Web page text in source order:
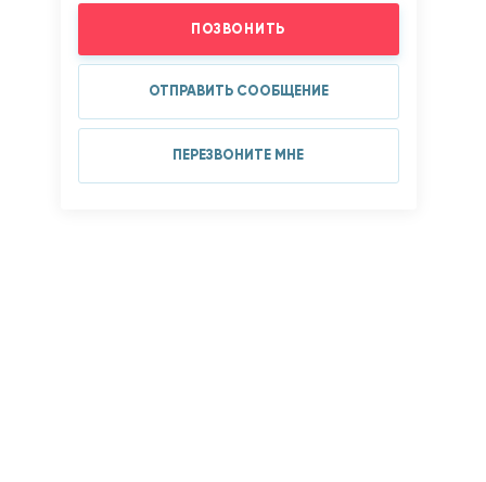
ПОЗВОНИТЬ
ОТПРАВИТЬ СООБЩЕНИЕ
ПЕРЕЗВОНИТЕ МНЕ